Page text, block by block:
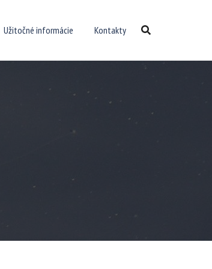
Užitočné informácie Kontakty